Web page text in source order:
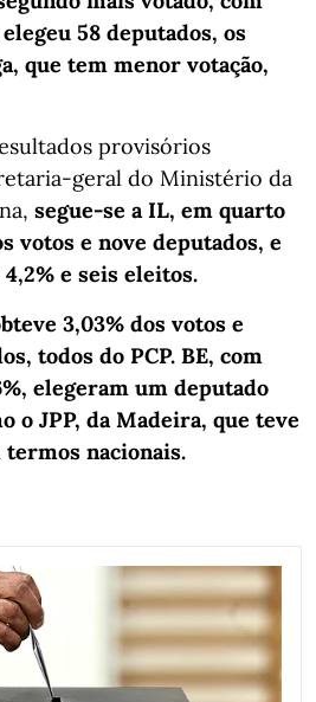
58 deputados, os
que tem menor votação,
provisórios
geral do Ministério da
segue-se a IL, em quarto
votos e nove deputados, e
e seis eleitos.
3,03% dos votos e
todos do PCP. BE, com
elegeram um deputado
o JPP, da Madeira, que teve
termos nacionais.